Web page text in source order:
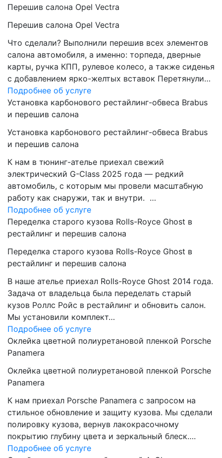
Перешив салона Opel Vectra
Перешив салона Opel Vectra
Что сделали? Выполнили перешив всех элементов
салона автомобиля, а именно: торпеда, дверные
карты, ручка КПП, рулевое колесо, а также сиденья
с добавлением ярко-желтых вставок Перетянули…
Подробнее об услуге
Установка карбонового рестайлинг-обвеса Brabus
и перешив салона
Установка карбонового рестайлинг-обвеса Brabus
и перешив салона
К нам в тюнинг-ателье приехал свежий
электрический G-Class 2025 года — редкий
автомобиль, с которым мы провели масштабную
работу как снаружи, так и внутри. …
Подробнее об услуге
Переделка старого кузова Rolls-Royce Ghost в
рестайлинг и перешив салона
Переделка старого кузова Rolls-Royce Ghost в
рестайлинг и перешив салона
В наше ателье приехал Rolls-Royce Ghost 2014 года.
Задача от владельца была переделать старый
кузов Роллс Ройс в рестайлинг и обновить салон.
Мы установили комплект…
Подробнее об услуге
Оклейка цветной полиуретановой пленкой Porsche
Panamera
Оклейка цветной полиуретановой пленкой Porsche
Panamera
К нам приехал Porsche Panamera с запросом на
стильное обновление и защиту кузова. Мы сделали
полировку кузова, вернув лакокрасочному
покрытию глубину цвета и зеркальный блеск….
Подробнее об услуге